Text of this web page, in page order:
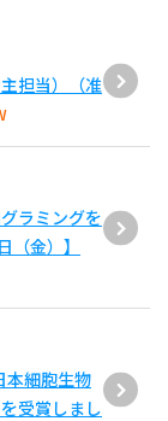
担当）（准
ラミングを
金）】
本細胞生物
受賞しまし